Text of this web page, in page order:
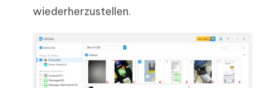
wiederherzustellen.